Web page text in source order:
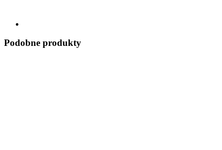
Podobne produkty